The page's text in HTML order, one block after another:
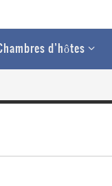
d’hôtes